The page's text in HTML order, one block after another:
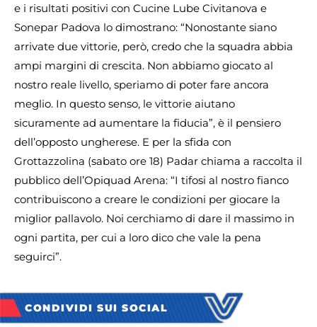
e i risultati positivi con Cucine Lube Civitanova e
Sonepar Padova lo dimostrano: “Nonostante siano
arrivate due vittorie, però, credo che la squadra abbia
ampi margini di crescita. Non abbiamo giocato al
nostro reale livello, speriamo di poter fare ancora
meglio. In questo senso, le vittorie aiutano
sicuramente ad aumentare la fiducia”, è il pensiero
dell’opposto ungherese. E per la sfida con
Grottazzolina (sabato ore 18) Padar chiama a raccolta il
pubblico dell’Opiquad Arena: “I tifosi al nostro fianco
contribuiscono a creare le condizioni per giocare la
miglior pallavolo. Noi cerchiamo di dare il massimo in
ogni partita, per cui a loro dico che vale la pena
seguirci”.
CONDIVIDI SUI SOCIAL